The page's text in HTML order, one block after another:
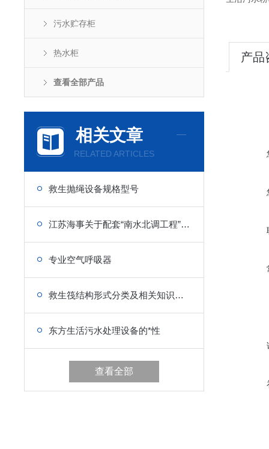
污水贮存柜
热水柜
查看全部产品
相关文章
RELATED ARTICLES
救生抛绳设备规格型号
江苏海事关于配套“南水北调工程”船用设备的政策
专业空气呼吸器
救生筏结构形式分类及相关知识介绍
东方生活污水处理设备的*性
查看全部
产品